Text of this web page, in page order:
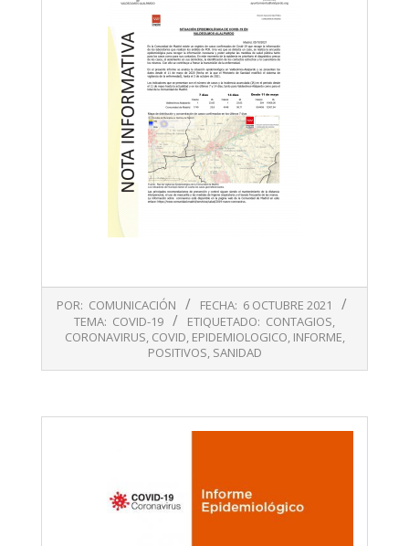
10-
POR: COMUNICACIÓN FECHA: 6 OCTUBRE 2021
TEMA: COVID-19 ETIQUETADO: CONTAGIOS,
CORONAVIRUS, COVID, EPIDEMIOLOGICO, INFORME,
POSITIVOS, SANIDAD